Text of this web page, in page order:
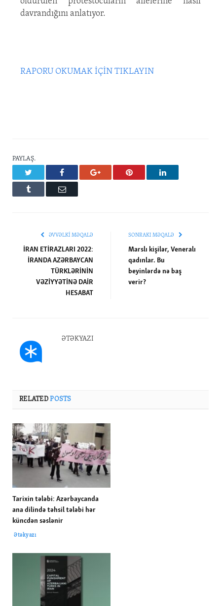
davrandığını anlatıyor.
RAPORU OKUMAK İÇİN TIKLAYIN
PAYLAŞ.
Facebook Google+ Pinterest LinkedIn
Tumblr Email
ƏVVƏLKI MƏQALƏ
İRAN ETİRAZLARI 2022:
İRANDA AZƏRBAYCAN
TÜRKLƏRİNİN
VƏZİYYƏTİNƏ DAİR
HESABAT
SONRAKI MƏQALƏ
Marslı kişilər, Veneralı
qadınlar. Bu
beyinlərdə nə baş
verir?
ƏTƏKYAZI
RELATEDPOSTS
Tarixin tələbi: Azərbaycanda
ana dilində təhsil tələbi hər
küncdən səslənir
Ətəkyazı